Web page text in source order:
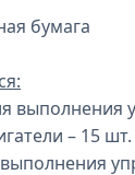
бумага
выполнения
– 15 шт.